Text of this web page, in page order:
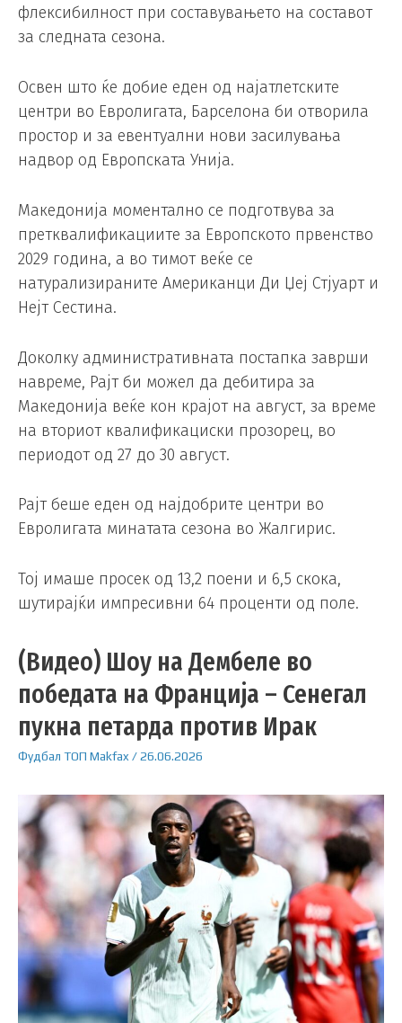
флексибилност при составувањето на составот
за следната сезона.
Освен што ќе добие еден од најатлетските
центри во Евролигата, Барселона би отворила
простор и за евентуални нови засилувања
надвор од Европската Унија.
Македонија моментално се подготвува за
претквалификациите за Европското првенство
2029 година, а во тимот веќе се
натурализираните Американци Ди Џеј Стјуарт и
Нејт Сестина.
Доколку административната постапка заврши
навреме, Рајт би можел да дебитира за
Македонија веќе кон крајот на август, за време
на вториот квалификациски прозорец, во
периодот од 27 до 30 август.
Рајт беше еден од најдобрите центри во
Евролигата минатата сезона во Жалгирис.
Тој имаше просек од 13,2 поени и 6,5 скока,
шутирајќи импресивни 64 проценти од поле.
(Видео) Шоу на Дембеле во
победата на Франција – Сенегал
пукна петарда против Ирак
Фудбал ТОП Makfax /26.06.2026